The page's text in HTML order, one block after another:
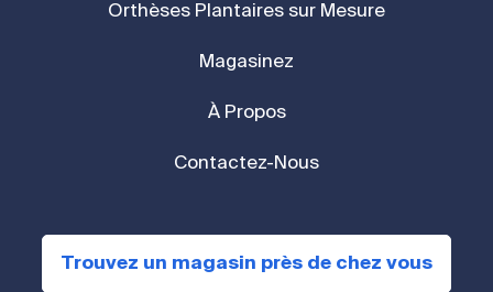
Orthèses Plantaires sur Mesure
Magasinez
À Propos
Contactez-Nous
Trouvez un magasin près de chez vous